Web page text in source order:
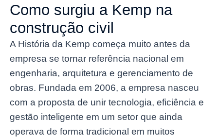
Como surgiu a Kemp na
construção civil
A História da Kemp começa muito antes da
empresa se tornar referência nacional em
engenharia, arquitetura e gerenciamento de
obras. Fundada em 2006, a empresa nasceu
com a proposta de unir tecnologia, eficiência e
gestão inteligente em um setor que ainda
operava de forma tradicional em muitos